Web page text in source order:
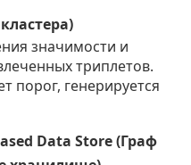
значимости и
триплетов.
порог, генерируется
Data Store (Граф